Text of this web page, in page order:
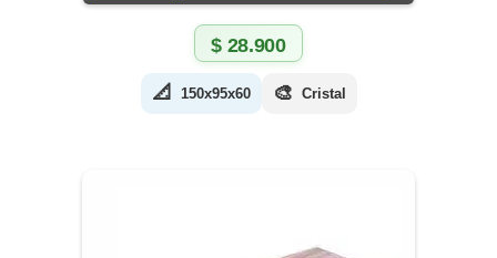
$28.900
📐 150x95x60 🎨 Cristal